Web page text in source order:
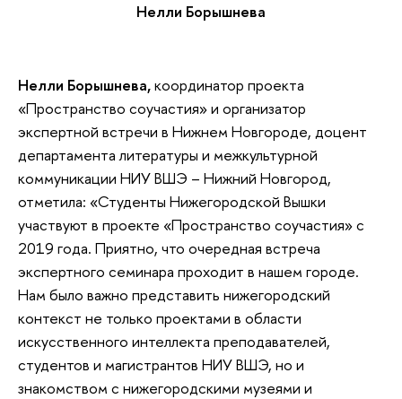
Нелли Борышнева
Нелли Борышнева,координатор проекта
«Пространство соучастия» и организатор
экспертной встречи в Нижнем Новгороде, доцент
департамента литературы и межкультурной
коммуникации НИУ ВШЭ – Нижний Новгород,
отметила: «Студенты Нижегородской Вышки
участвуют в проекте «Пространство соучастия» с
2019 года. Приятно, что очередная встреча
экспертного семинара проходит в нашем городе.
Нам было важно представить нижегородский
контекст не только проектами в области
искусственного интеллекта преподавателей,
студентов и магистрантов НИУ ВШЭ, но и
знакомством с нижегородскими музеями и